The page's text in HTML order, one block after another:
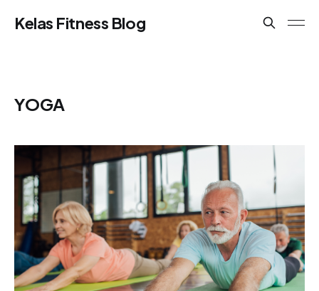
Kelas Fitness Blog
YOGA